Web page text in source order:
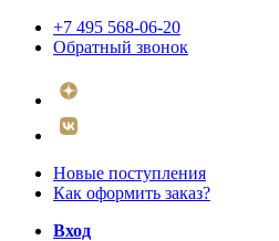
+7 495 568-06-20
Обратный звонок
Новые поступления
Как оформить заказ?
Вход